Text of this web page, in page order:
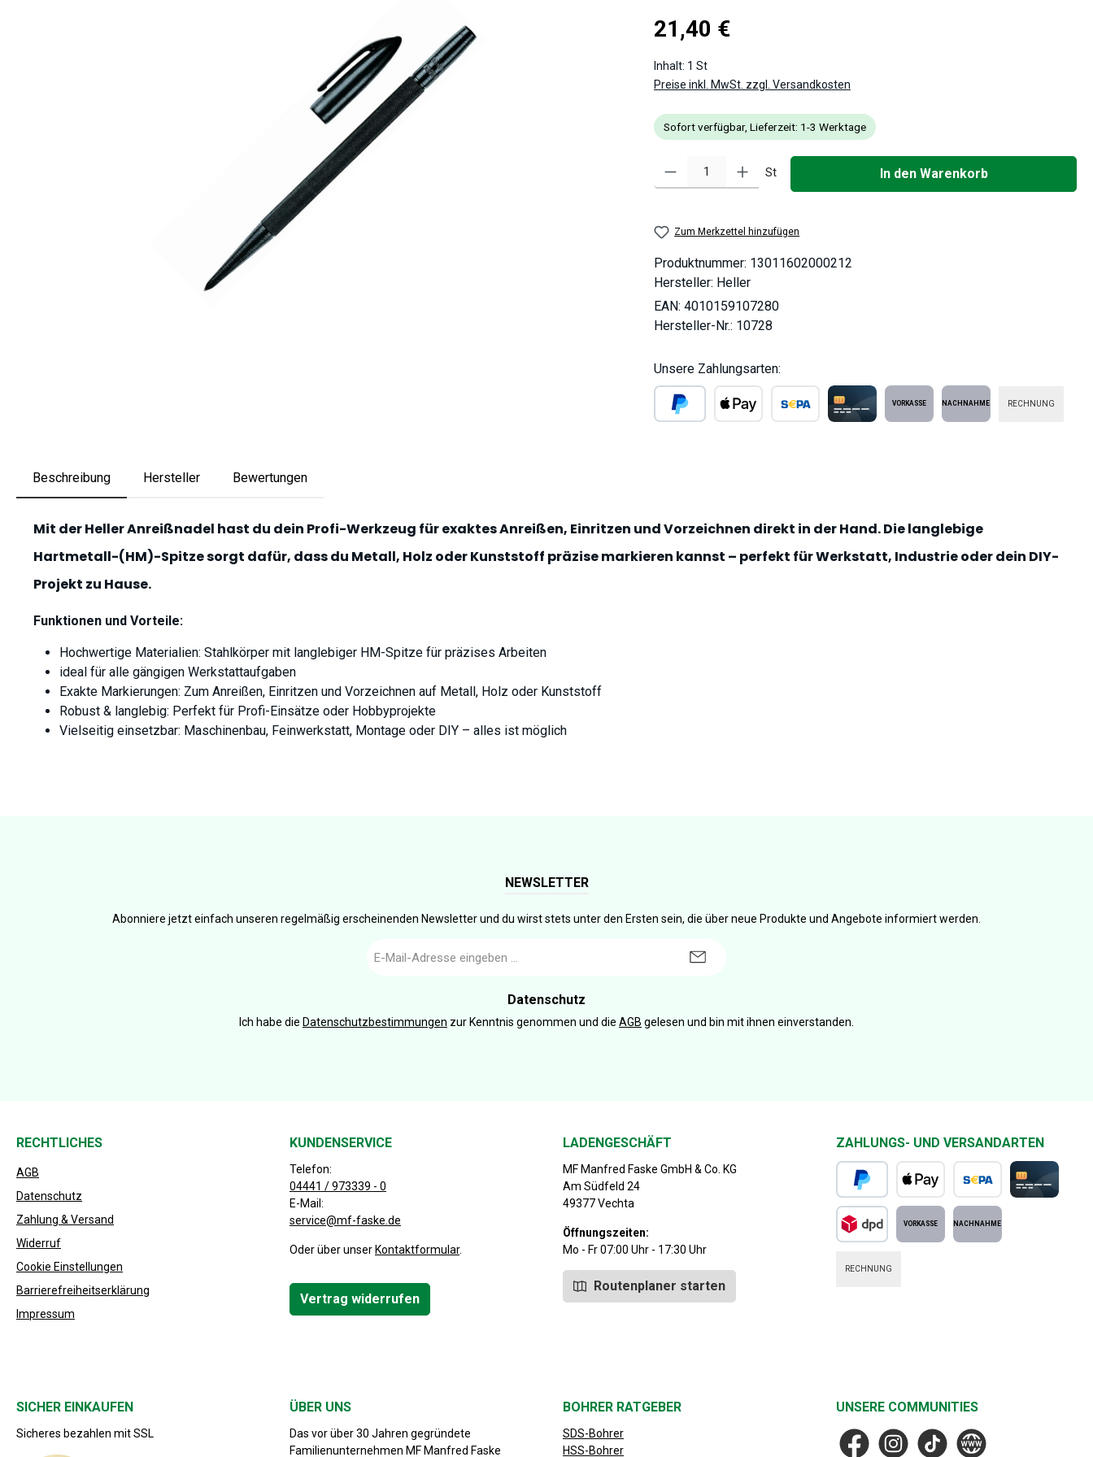
Regulärer Preis:
21,40 €
Inhalt: 1 St
Preise inkl. MwSt. zzgl. Versandkosten
Sofort verfügbar, Lieferzeit: 1-3 Werktage
Produkt Anzahl: Gib den gewünschten Wert ein oder benutze die Schaltflächen um
St In den Warenkorb
Zum Merkzettel hinzufügen
Produktnummer: 13011602000212
Hersteller: Heller
EAN: 4010159107280
Hersteller-Nr.: 10728
Unsere Zahlungsarten:
RECHNUNG
Beschreibung Hersteller Bewertungen
Mit derHeller Anreißnadel hast du dein Profi-Werkzeug für exaktes Anreißen, Einritzen und Vorzeichnen direkt in der Hand. Die langlebige
Hartmetall-(HM)-Spitze sorgt dafür, dass du Metall, Holz oder Kunststoff präzise markieren kannst – perfekt für Werkstatt, Industrie oder dein DIY-
Projekt zu Hause.
Funktionen und Vorteile:
Hochwertige Materialien: Stahlkörper mit langlebiger HM-Spitze für präzises Arbeiten
ideal für alle gängigen Werkstattaufgaben
Exakte Markierungen: Zum Anreißen, Einritzen und Vorzeichnen auf Metall, Holz oder Kunststoff
Robust & langlebig: Perfekt für Profi-Einsätze oder Hobbyprojekte
Vielseitig einsetzbar: Maschinenbau, Feinwerkstatt, Montage oder DIY – alles ist möglich
NEWSLETTER
Abonniere jetzt einfach unseren regelmäßig erscheinenden Newsletter und du wirst stets unter den Ersten sein, die über neue Produkte und Angebote informiert werden.
Mail-
Datenschutz
Ich habe die Datenschutzbestimmungen zur Kenntnis genommen und die AGB gelesen und bin mit ihnen einverstanden.
RECHTLICHES
AGB
Datenschutz
Zahlung & Versand
Widerruf
Cookie Einstellungen
Barrierefreiheitserklärung
Impressum
KUNDENSERVICE
Telefon:
04441 / 973339 - 0
E-Mail:
service@mf-faske.de
Oder über unser Kontaktformular.
Vertrag widerrufen
LADENGESCHÄFT
MF Manfred Faske GmbH & Co. KG
Am Südfeld 24
49377 Vechta
Öffnungszeiten:
Mo - Fr 07:00 Uhr - 17:30 Uhr
Routenplaner starten
ZAHLUNGS- UND VERSANDARTEN
PayPal Apple Pay SEPA Lastschrift
RECHNUNG
SICHER EINKAUFEN
Sicheres bezahlen mit SSL
ÜBER UNS
Das vor über 30 Jahren gegründete
Familienunternehmen MF Manfred Faske
BOHRER RATGEBER
SDS-Bohrer
HSS-Bohrer
UNSERE COMMUNITIES
FacebookInstagramTikTok MF Faske